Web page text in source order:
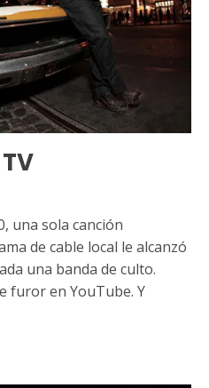
una sola canción
de cable local le alcanzó
una banda de culto.
furor en YouTube. Y